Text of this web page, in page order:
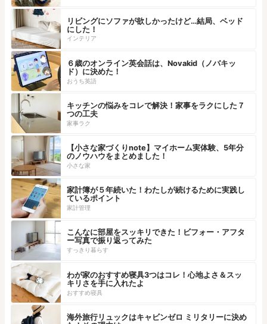
リビングにソファが欲しかったけど…結局、ベッド
にした！
インテリア
６歳のオンライン英会話は、Novakid（ノバキッ
ド）に決めた！
おうち英語
キッチンの悩みをコレで解決！家事をラクにした７
つの工夫
家事ラク
【小さな家づくりnote】マイホーム実体験、5年分
のノウハウをまとめました！
小さな家
家計簿が５年続いた！わたしが続けるために実践し
ているポイント
家計管理
こんなに部屋をスッキリできた！ビフォー・アフタ
ー写真で振り返ってみた
すっきり暮らす
わが家のおすすめ寝具3つはコレ！心地よさ＆スッ
キリさを手に入れたよ
おすすめ寝具
海外旅行リュックはキャビンゼロ ミリタリーに決め